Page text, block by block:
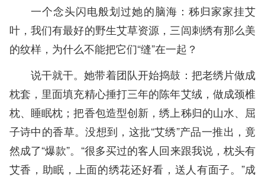
一个念头闪电般划过她的脑海：秭归家家挂艾
叶，我们有最好的野生艾草资源，三闾刺绣有那么美
的纹样，为什么不能把它们“缝”在一起？
说干就干。她带着团队开始捣鼓：把老绣片做成
枕套，里面填充精心捶打三年的陈年艾绒，做成颈椎
枕、睡眠枕；把香包造型创新，绣上秭归的山水、屈
子诗中的香草。没想到，这批“艾绣”产品一推出，竟
然成了“爆款”。“很多买过的客人回来跟我说，枕头有
艾香，助眠，上面的绣花还好看，送人有面子。”成